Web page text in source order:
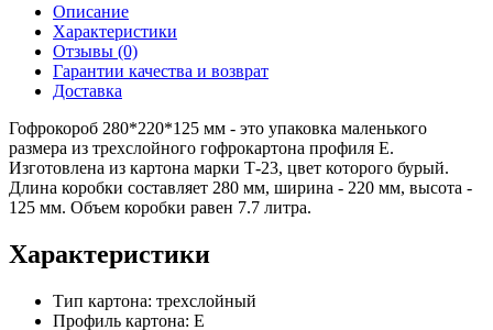
Описание
Характеристики
Отзывы (0)
Гарантии качества и возврат
Доставка
Гофрокороб 280*220*125 мм - это упаковка маленького
размера из трехслойного гофрокартона профиля Е.
Изготовлена из картона марки Т-23, цвет которого бурый.
Длина коробки составляет 280 мм, ширина - 220 мм, высота -
125 мм. Объем коробки равен 7.7 литра.
Характеристики
Тип картона: трехслойный
Профиль картона: Е